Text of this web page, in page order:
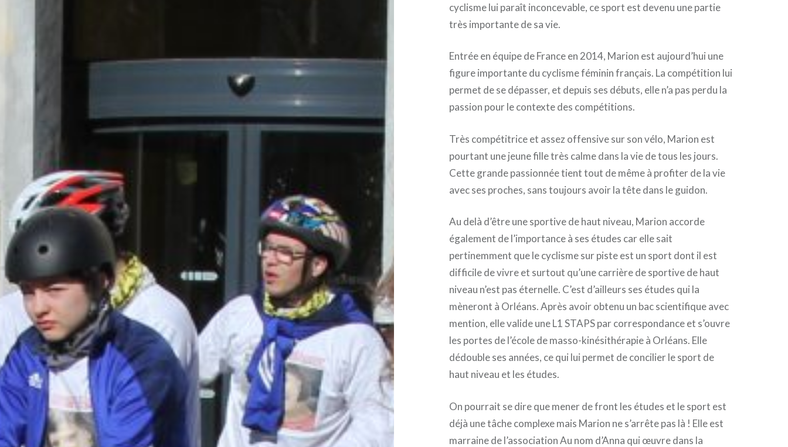
cyclisme lui paraît inconcevable, ce sport est devenu une partie
très importante de sa vie.
Entrée en équipe de France en 2014, Marion est aujourd’hui une
figure importante du cyclisme féminin français. La compétition lui
permet de se dépasser, et depuis ses débuts, elle n’a pas perdu la
passion pour le contexte des compétitions.
Très compétitrice et assez offensive sur son vélo, Marion est
pourtant une jeune fille très calme dans la vie de tous les jours.
Cette grande passionnée tient tout de même à profiter de la vie
avec ses proches, sans toujours avoir la tête dans le guidon.
Au delà d’être une sportive de haut niveau, Marion accorde
également de l’importance à ses études car elle sait
pertinemment que le cyclisme sur piste est un sport dont il est
difficile de vivre et surtout qu’une carrière de sportive de haut
niveau n’est pas éternelle. C’est d’ailleurs ses études qui la
mèneront à Orléans. Après avoir obtenu un bac scientifique avec
mention, elle valide une L1 STAPS par correspondance et s’ouvre
les portes de l’école de masso-kinésithérapie à Orléans. Elle
dédouble ses années, ce qui lui permet de concilier le sport de
haut niveau et les études.
On pourrait se dire que mener de front les études et le sport est
déjà une tâche complexe mais Marion ne s’arrête pas là ! Elle est
marraine de l’association Au nom d’Anna qui œuvre dans la